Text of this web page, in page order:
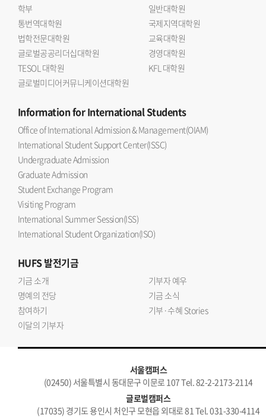
넓히고 보다 다차원적인 분석 역량을 기를 수 있는 계기가
되었다 고 소감을 밝혔다.
학부
일반대학원
통번역대학원
국제지역대학원
법학전문대학원
교육대학원
글로벌공공리더십대학원
경영대학원
TESOL 대학원
KFL 대학원
글로벌미디어커뮤니케이션대학원
Informationfor International Students
Office of International Admission & Management(OIAM)
International Student Support Center(ISSC)
Undergraduate Admission
Graduate Admission
Student Exchange Program
Visiting Program
International Summer Session(ISS)
International Student Organization(ISO)
HUFS발전기금
기금 소개
기부자 예우
명예의 전당
기금 소식
참여하기
기부·수혜 Stories
이달의 기부자
서울캠퍼스
(02450) 서울특별시 동대문구 이문로 107 Tel. 82-2-2173-2114
글로벌캠퍼스
(17035) 경기도 용인시 처인구 모현읍 외대로 81 Tel. 031-330-4114